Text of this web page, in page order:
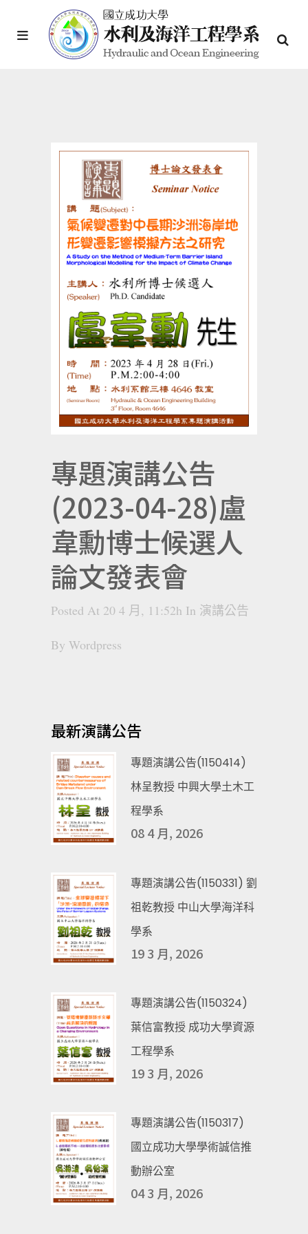
專題演講公告
(2023-04-28)盧
韋勳博士候選人
論文發表會
Posted At 20 4 月, 11:52h In 演講公告
By Wordpress
最新演講公告
專題演講公告(1150414)
林呈教授 中興大學土木工
程學系
08 4 月, 2026
專題演講公告(1150331) 劉
祖乾教授 中山大學海洋科
學系
19 3 月, 2026
專題演講公告(1150324)
葉信富教授 成功大學資源
工程學系
19 3 月, 2026
專題演講公告(1150317)
國立成功大學學術誠信推
動辦公室
04 3 月, 2026